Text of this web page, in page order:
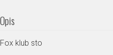
Opis
Fox klub sto